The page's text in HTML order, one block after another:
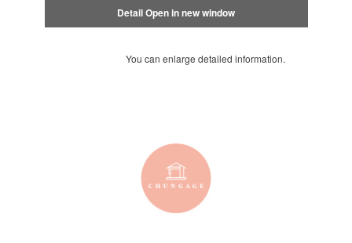
Detail Open in new window
You can enlarge detailed information.